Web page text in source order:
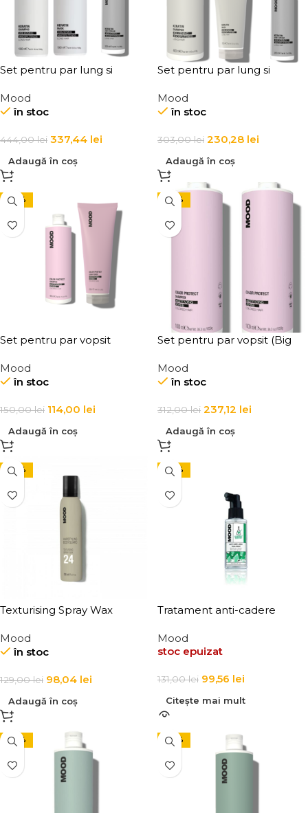
Set pentru par lung si
ml, masca 1000 ml si crema
cu keratina Mood Keratin
Mood
în stoc
444,00lei 337,44 lei
Adaugă în coș
Set pentru par lung si
si crema cu keratina Mood
Keratin Repair Kit Big Size
Mood
în stoc
303,00lei 230,28 lei
Adaugă în coș
-24%
Set pentru par vopsit
Mood
în stoc
150,00lei 114,00 lei
Adaugă în coș
-24%
Set pentru par vopsit (Big
Mood
în stoc
312,00lei 237,12 lei
Adaugă în coș
-24%
Texturising Spray Wax
Mood
în stoc
129,00lei 98,04 lei
Adaugă în coș
-24%
Tratament anti-cadere
Loss Treatment 100 ml
Mood
stoc epuizat
131,00lei 99,56 lei
Citește mai mult
-24% -24%